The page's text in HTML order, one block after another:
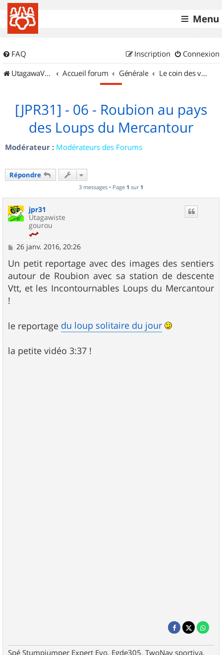
Menu
FAQ Connexion
Inscription
UtagawaVTT (Randos VTT et VTTAE avec traces GPS)
Accueil forum Générale Le coin des vidéastes
[JPR31] - 06 - Roubion au pays
des Loups du Mercantour
Modérateur : Modérateurs des Forums
Répondre
3 messages • Page 1 sur 1
jpr31
Utagawiste
gourou
M
s
s
a
g
e
26 janv. 2016, 20:26
Un petit reportage avec des images des sentiers
autour de Roubion avec sa station de descente
Vtt, et les Incontournables Loups du Mercantour
!
le reportage du loup solitaire du jour
la petite vidéo 3:37 !
Spé Stumpjumper Expert Evo, Egde305, TwoNav sportiva,